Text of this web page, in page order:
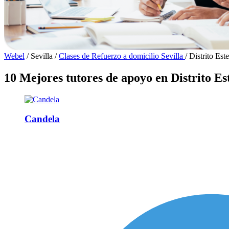
Webel / Sevilla / Clases de Refuerzo a domicilio Sevilla / Distrito Este
10 Mejores tutores de apoyo en Distrito
Candela